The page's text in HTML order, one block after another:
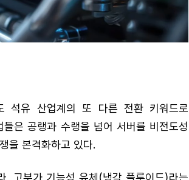
석유 산업계의 또 다른 전환 키워드로
은 공랭과 수랭을 넘어 서버를 비전도성
을 본격화하고 있다.